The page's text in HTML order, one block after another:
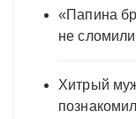
«Папина
не
Хитрый